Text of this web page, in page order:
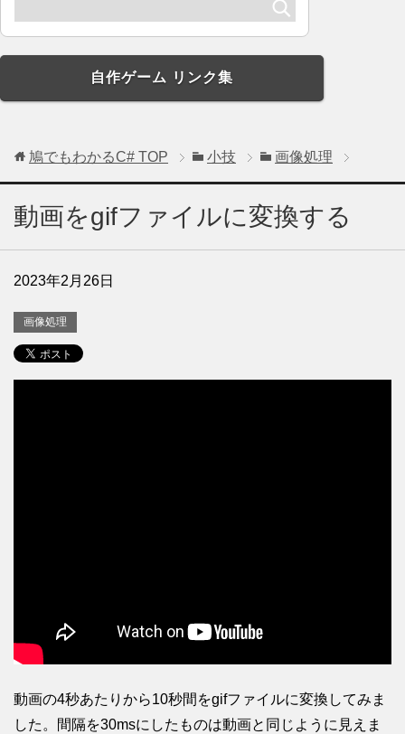
自作ゲーム リンク集
鳩でもわかるC# TOP 小技 画像処理
動画をgifファイルに変換する
2023年2月26日
画像処理
動画の4秒あたりから10秒間をgifファイルに変換してみま
した。間隔を30msにしたものは動画と同じように見えま